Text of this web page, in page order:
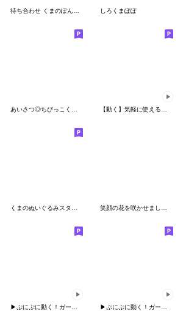
しろくまぽぽ
くまのぬいぐるみスタンプ(夏) 笑顔の花を咲かせましょ〜！【おんなのこ】